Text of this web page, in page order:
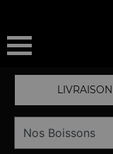
LIVRAISON